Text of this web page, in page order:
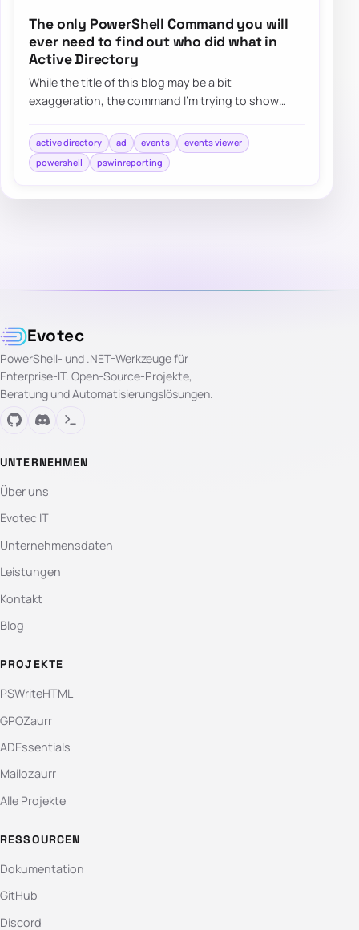
The only PowerShell Command you will
ever need to find out who did what in
Active Directory
While the title of this blog may be a bit
exaggeration, the command I’m trying to show
active directory ad events
events viewer
powershell
pswinreporting
Evotec
PowerShell- und .NET-Werkzeuge für
Enterprise-IT. Open-Source-Projekte,
Beratung und Automatisierungslösungen.
UNTERNEHMEN
Über uns
Evotec IT
Unternehmensdaten
Leistungen
Kontakt
Blog
PROJEKTE
PSWriteHTML
GPOZaurr
ADEssentials
Mailozaurr
Alle Projekte
RESSOURCEN
Dokumentation
GitHub
Discord